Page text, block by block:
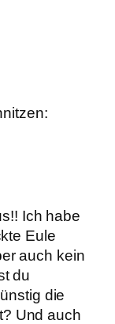
Ich habe
Eule
auch kein
du
die
Und auch